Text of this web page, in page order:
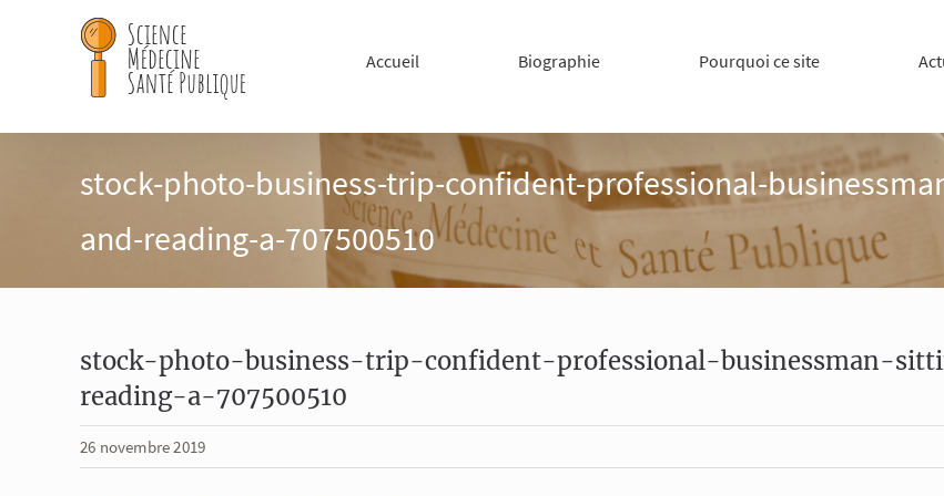
Accueil Biographie Pourquoi ce site
stock-photo-business-trip-confident-professional-
and-reading-a-707500510
stock-photo-business-trip-confident-professional-businessman-
reading-a-707500510
26 novembre 2019